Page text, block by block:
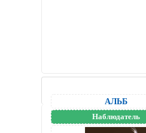
АЛЬБ
Наблюдатель